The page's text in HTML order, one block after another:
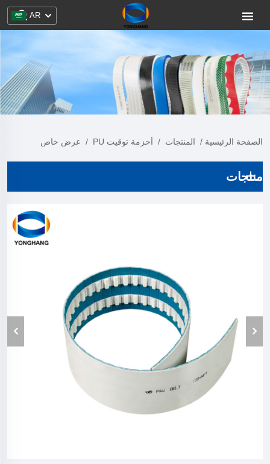
AR
الصفحة الرئيسية / المنتجات / أحزمة توقيت PU / عرض خاص
منتجات